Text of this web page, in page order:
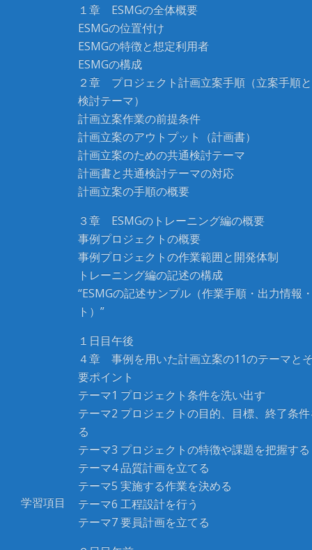
学習項目
１章 ESMGの全体概要
ESMGの位置付け
ESMGの特徴と想定利用者
ESMGの構成
２章 プロジェクト計画立案手順（立案手順
検討テーマ）
計画立案作業の前提条件
計画立案のアウトプット（計画書）
計画立案のための共通検討テーマ
計画書と共通検討テーマの対応
計画立案の手順の概要
３章 ESMGのトレーニング編の概要
事例プロジェクトの概要
事例プロジェクトの作業範囲と開発体制
トレーニング編の記述の構成
“ESMGの記述サンプル（作業手順・出力情報
ト）”
１日目午後
４章 事例を用いた計画立案の11のテーマと
要ポイント
テーマ1 プロジェクト条件を洗い出す
テーマ2 プロジェクトの目的、目標、終了条
る
テーマ3 プロジェクトの特徴や課題を把握する
テーマ4 品質計画を立てる
テーマ5 実施する作業を決める
テーマ6 工程設計を行う
テーマ7 要員計画を立てる